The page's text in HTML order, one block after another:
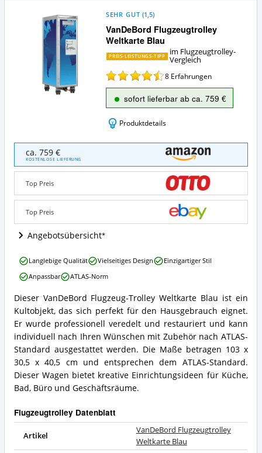
VanDeBord Flugzeugtrolley
Weltkarte Blau
SEHR GUT (1,5)
PREIS-LEISTUNGS-TIPP
im Flugzeugtrolley-
Vergleich
8 Erfahrungen
sofort lieferbar ab ca. 759 €
Produktdetails
VanDeBord
Flugzeugtrolley
Weltkarte
Blau
Angebote:
Wo
Flugzeugtrolley
erhältlich?
ca. 759 €
KOSTENLOSE LIEFERUNG
Top Preis
Top Preis
Angebotsübersicht
VanDeBord
Flugzeugtrolley
Weltkarte
Blau
Zusammenfassung:
Was
bietet
Flugzeugtrolley?
Dieser VanDeBord Flugzeug-Trolley Weltkarte Blau ist ein
Kultobjekt, das sich perfekt für den Hausgebrauch eignet.
Er wurde professionell veredelt und restauriert und kann
individuell nach Ihren Wünschen mit Zubehör nach ATLAS-
Standard ausgestattet werden. Die Maße betragen 103 x
30,5 x 40,5 cm und entsprechen dem ATLAS-Standard.
Dieser Wagen bietet kreative Einrichtungsideen für Küche,
Bad, Büro und Geschäftsräume.
Flugzeugtrolley Datenblatt
Artikel
VanDeBord Flugzeugtrolley
Weltkarte Blau
VanDeBord
Flugzeugtrolley
Weltkarte
Vorteile:
Was
spricht
für
Flugzeugtrolley?
Langlebige Qualität Vielseitiges Design
Einzigartiger Stil
Anpassbar
ATLAS-Norm